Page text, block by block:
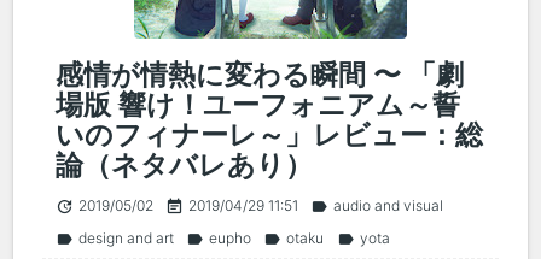
感情が情熱に変わる瞬間 〜 「劇
場版 響け！ユーフォニアム～誓
いのフィナーレ～」レビュー：総
論（ネタバレあり）
update 2019/05/02 event_note 2019/04/29 11:51 label audio and visual
label design and art label eupho label otaku label yota